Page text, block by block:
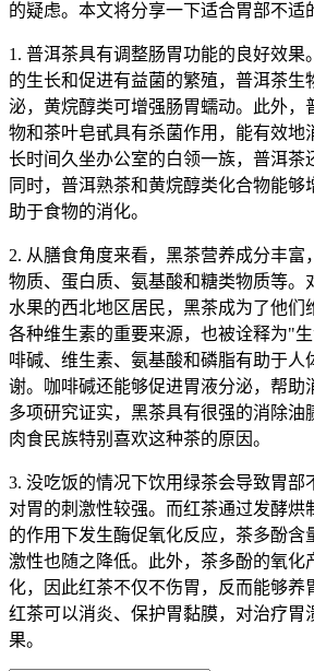
的疑虑。本文将分享一下适合胃部不适
1. 普洱茶具有调整肠胃功能的良好效果
的生长和促进有益菌的繁殖，普洱茶生
泌，黄烷醇类可增强肠胃蠕动。此外，
物和茶叶皂甙具有杀菌作用，能有效地
长时间久坐办公室的白领一族，普洱茶
同时，普洱熟茶和黄烷醇类化合物能够
助于食物的消化。
2. 从膳食角度来看，黑茶营养成分丰富
物质、蛋白质、氨基酸和糖类物质等。
水果的西北地区居民，黑茶成为了他们
各种维生素的重要来源，也被诠释为"
啡碱、维生素、氨基酸和磷脂有助于人
谢。咖啡碱还能够促进胃液分泌，帮助
多项研究证实，黑茶具有很强的消除油
肉食民族特别喜欢这种茶的原因。
3. 没吃饭的情况下饮用绿茶会导致胃部
对胃的刺激性较强。而红茶通过发酵烘
的作用下发生酶促氧化反应，茶多酚含
激性也随之降低。此外，茶多酚的氧化
化，因此红茶不仅不伤胃，反而能够养
红茶可以消炎、保护胃黏膜，对治疗胃
果。